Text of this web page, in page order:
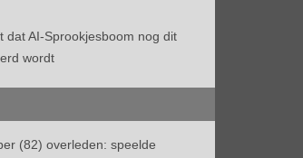
dat AI-Sprookjesboom nog dit
wordt
(82) overleden: speelde